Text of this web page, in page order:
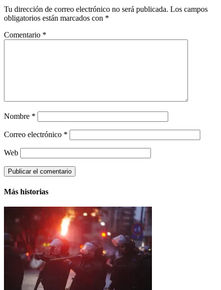
Tu dirección de correo electrónico no será publicada. Los campos
obligatorios están marcados con *
Comentario *
Nombre *
Correo electrónico *
Web
Más historias